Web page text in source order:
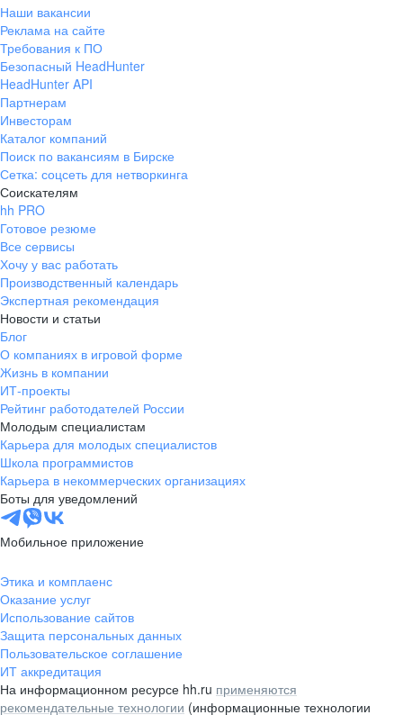
Наши вакансии
Реклама на сайте
Требования к ПО
Безопасный HeadHunter
HeadHunter API
Партнерам
Инвесторам
Каталог компаний
Поиск по вакансиям в Бирске
Сетка: соцсеть для нетворкинга
Соискателям
hh PRO
Готовое резюме
Все сервисы
Хочу у вас работать
Производственный календарь
Экспертная рекомендация
Новости и статьи
Блог
О компаниях в игровой форме
Жизнь в компании
ИТ-проекты
Рейтинг работодателей России
Молодым специалистам
Карьера для молодых специалистов
Школа программистов
Карьера в некоммерческих организациях
Боты для уведомлений
Мобильное приложение
Этика и комплаенс
Оказание услуг
Использование сайтов
Защита персональных данных
Пользовательское соглашение
ИТ аккредитация
На информационном ресурсе hh.ru применяются
рекомендательные технологии (информационные технологии